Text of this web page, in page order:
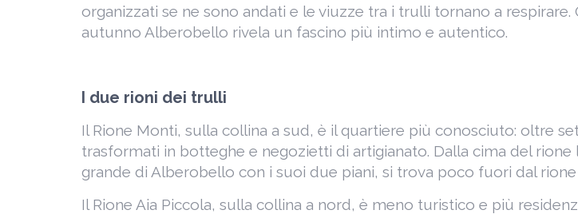
organizzati se ne sono andati e le viuzze tra i trulli tornano a
autunno Alberobello rivela un fascino più intimo e autentico.
I due rioni dei trulli
Il Rione Monti, sulla collina a sud, è il quartiere più conosciuto: oltre
trasformati in botteghe e negozietti di artigianato. Dalla cima del
grande di Alberobello con i suoi due piani, si trova poco fuori dal
Il Rione Aia Piccola, sulla collina a nord, è meno turistico e più